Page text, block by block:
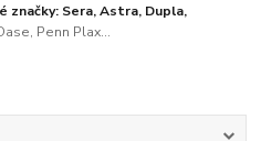
značky: Sera, Astra, Dupla,
Penn Plax...